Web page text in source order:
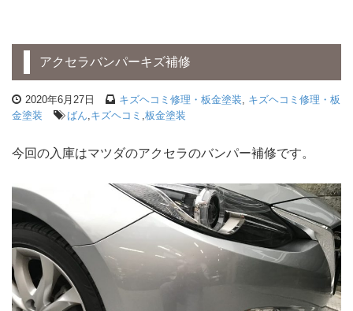
アクセラバンパーキズ補修
2020年6月27日 キズヘコミ修理・板金塗装, キズヘコミ修理・板
金塗装
ばん,キズヘコミ ,板金塗装
今回の入庫はマツダのアクセラのバンパー補修です。